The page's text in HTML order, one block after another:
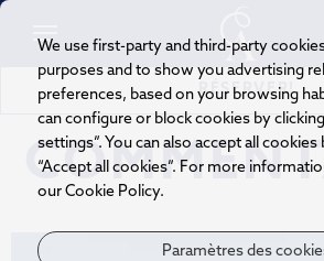
RÉSERVER!
We use first-party and third-party
purposes and to show you advertising
preferences, based on your browsing
can configure or block cookies by
settings”. You can also accept all cookies
“Accept all cookies”. For more
our Cookie Policy.
Paramètres des